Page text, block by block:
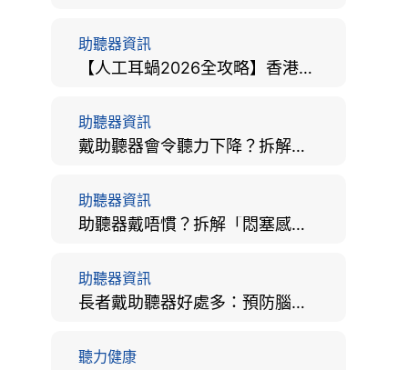
助聽器資訊
【人工耳蝸2026全攻略】香港手術費用、原理與副作用評估！
助聽器資訊
戴助聽器會令聽力下降？拆解越戴越聾迷思與聽覺剝奪真相
助聽器資訊
助聽器戴唔慣？拆解「悶塞感」成因、堵耳效應與 4 週適應期全攻略
助聽器資訊
長者戴助聽器好處多：預防腦退化、9大誤區破解及家屬陪伴全手冊
聽力健康